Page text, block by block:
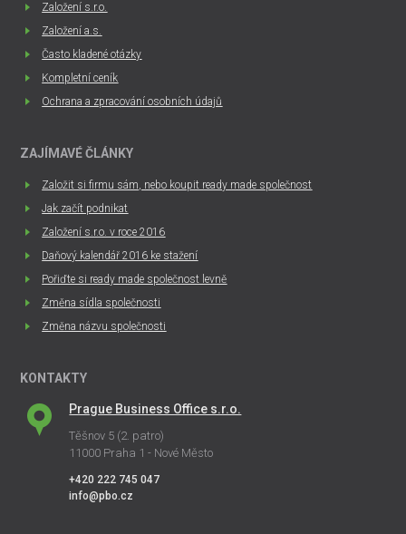
Založení s.r.o.
Založení a.s.
Často kladené otázky
Kompletní ceník
Ochrana a zpracování osobních údajů
ZAJÍMAVÉ ČLÁNKY
Založit si firmu sám, nebo koupit ready made společnost
Jak začít podnikat
Založení s.r.o. v roce 2016
Daňový kalendář 2016 ke stažení
Pořiďte si ready made společnost levně
Změna sídla společnosti
Změna názvu společnosti
KONTAKTY
Prague Business Office s.r.o.
Těšnov 5 (2. patro)
11000 Praha 1 - Nové Město
+420 222 745 047
info@pbo.cz